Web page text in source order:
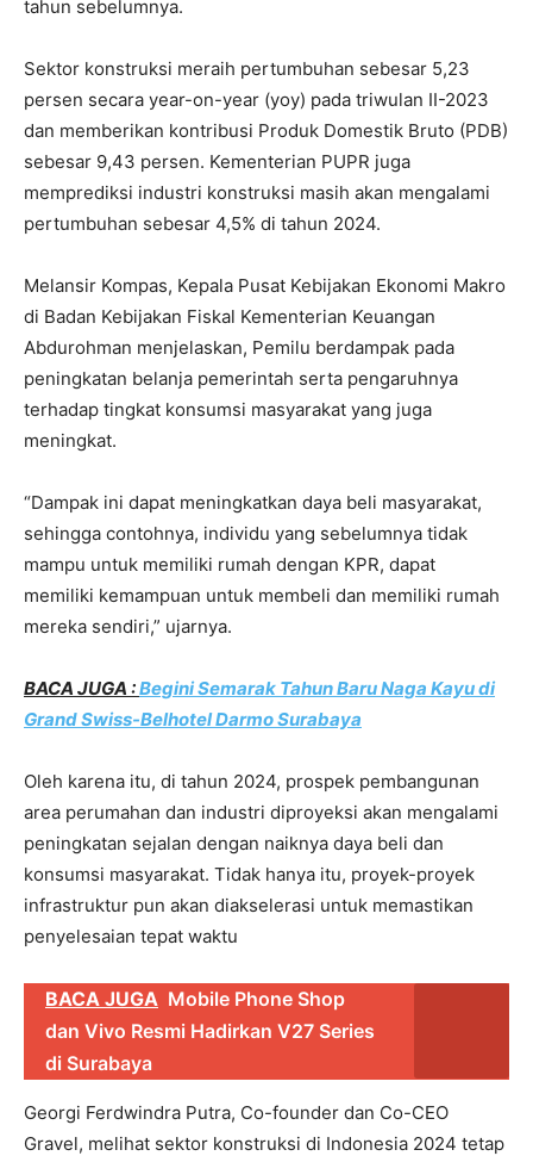
tahun sebelumnya.
Sektor konstruksi meraih pertumbuhan sebesar 5,23
persen secara year-on-year (yoy) pada triwulan II-2023
dan memberikan kontribusi Produk Domestik Bruto (PDB)
sebesar 9,43 persen. Kementerian PUPR juga
memprediksi industri konstruksi masih akan mengalami
pertumbuhan sebesar 4,5% di tahun 2024.
Melansir Kompas, Kepala Pusat Kebijakan Ekonomi Makro
di Badan Kebijakan Fiskal Kementerian Keuangan
Abdurohman menjelaskan, Pemilu berdampak pada
peningkatan belanja pemerintah serta pengaruhnya
terhadap tingkat konsumsi masyarakat yang juga
meningkat.
“Dampak ini dapat meningkatkan daya beli masyarakat,
sehingga contohnya, individu yang sebelumnya tidak
mampu untuk memiliki rumah dengan KPR, dapat
memiliki kemampuan untuk membeli dan memiliki rumah
mereka sendiri,” ujarnya.
BACA JUGA :Begini Semarak Tahun Baru Naga Kayu di
Grand Swiss-Belhotel Darmo Surabaya
Oleh karena itu, di tahun 2024, prospek pembangunan
area perumahan dan industri diproyeksi akan mengalami
peningkatan sejalan dengan naiknya daya beli dan
konsumsi masyarakat. Tidak hanya itu, proyek-proyek
infrastruktur pun akan diakselerasi untuk memastikan
penyelesaian tepat waktu
BACA JUGA Mobile Phone Shop
dan Vivo Resmi Hadirkan V27 Series
di Surabaya
Georgi Ferdwindra Putra, Co-founder dan Co-CEO
Gravel, melihat sektor konstruksi di Indonesia 2024 tetap